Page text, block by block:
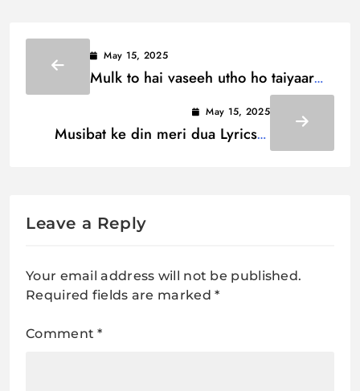
May 15, 2025
Mulk to hai vaseeh utho ho taiyaar
Lyrics / मुल्क तो है वसीह उठो हो तैयार
May 15, 2025
Musibat ke din meri dua Lyrics /
Leave a Reply
Your email address will not be published.
Required fields are marked*
Comment*